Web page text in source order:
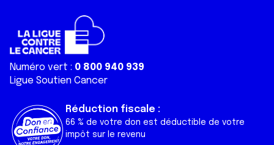
Numéro vert : 0 800 940 939
Ligue Soutien Cancer
Réduction fiscale :
66 % de votre don est déductible de votre
impôt sur le revenu